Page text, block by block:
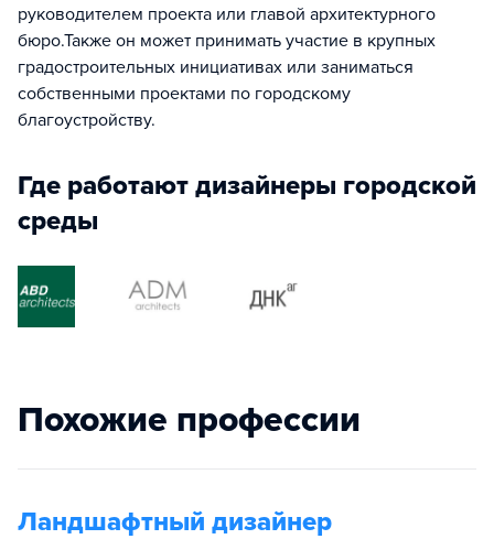
руководителем проекта или главой архитектурного
бюро.Также он может принимать участие в крупных
градостроительных инициативах или заниматься
собственными проектами по городскому
благоустройству.
Где работают дизайнеры городской
среды
Похожие профессии
Ландшафтный дизайнер